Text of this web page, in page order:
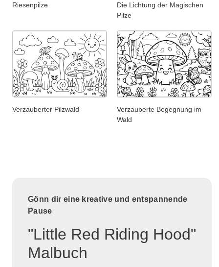
Riesenpilze
Die Lichtung der Magischen
Pilze
Verzauberter Pilzwald
Verzauberte Begegnung im
Wald
Gönn dir eine kreative und entspannende
Pause
"Little Red Riding Hood"
Malbuch